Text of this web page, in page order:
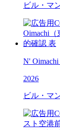
ビル・マ
N' Oimachi
2026
ビル・マ